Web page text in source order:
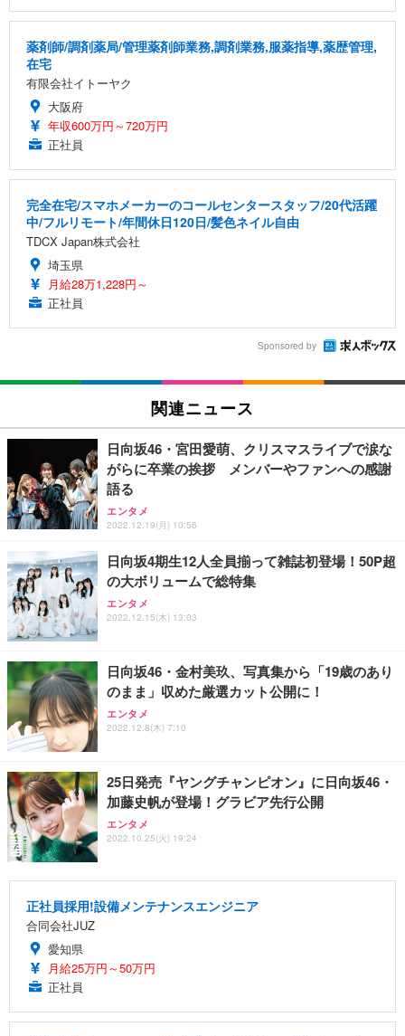
薬剤師/調剤薬局/管理薬剤師業務,調剤業務,服薬指導,薬歴管理,
在宅
有限会社イトーヤク
大阪府
年収600万円～720万円
正社員
完全在宅/スマホメーカーのコールセンタースタッフ/20代活躍
中/フルリモート/年間休日120日/髪色ネイル自由
TDCX Japan株式会社
埼玉県
月給28万1,228円～
正社員
Sponsored by
関連ニュース
日向坂46・宮田愛萌、クリスマスライブで涙な
がらに卒業の挨拶 メンバーやファンへの感謝
語る
エンタメ
2022.12.19(月) 10:56
日向坂4期生12人全員揃って雑誌初登場！50P超
の大ボリュームで総特集
エンタメ
2022.12.15(木) 13:03
日向坂46・金村美玖、写真集から「19歳のあり
のまま」収めた厳選カット公開に！
エンタメ
2022.12.8(木) 7:10
25日発売『ヤングチャンピオン』に日向坂46・
加藤史帆が登場！グラビア先行公開
エンタメ
2022.10.25(火) 19:24
正社員採用!設備メンテナンスエンジニア
合同会社JUZ
愛知県
月給25万円～50万円
正社員